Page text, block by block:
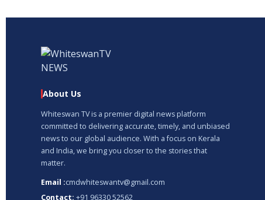
About Us
Whiteswan TV is a premier digital news platform
committed to delivering accurate, timely, and unbiased
news to our global audience. With a focus on Kerala
and India, we bring you closer to the stories that
matter.
Email :cmdwhiteswantv@gmail.com
Contact: +91 96330 52562